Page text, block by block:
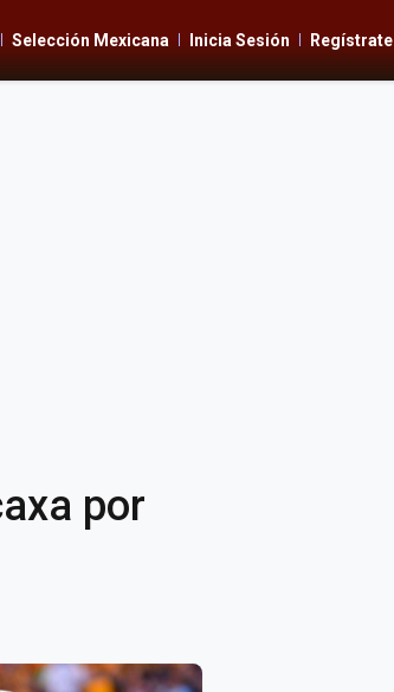
Selección Mexicana Inicia Sesión Regístrate
por